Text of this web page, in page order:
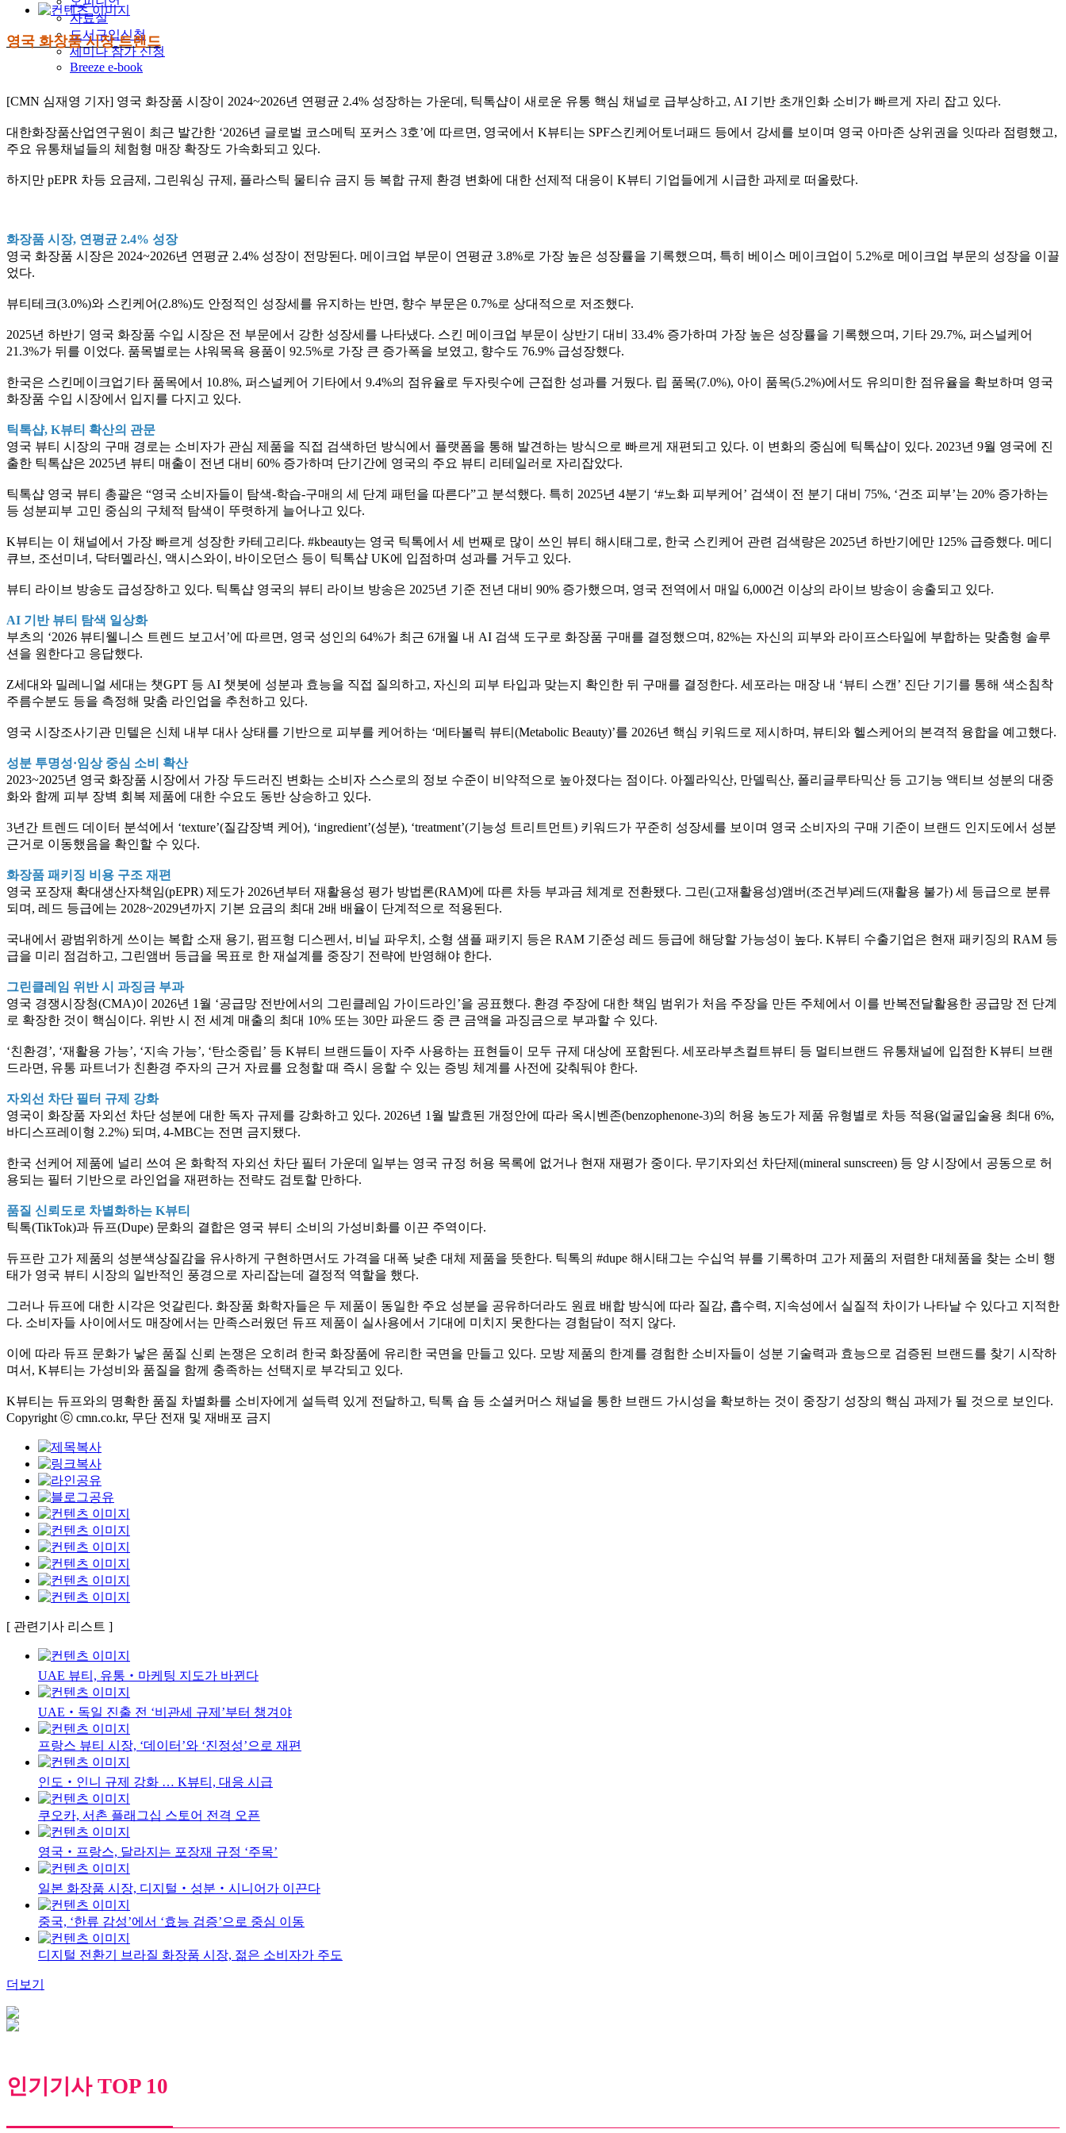
자료실
도서구입신청
세미나 참가 신청
Breeze e-book
영국 화장품 시장 트렌드
[CMN 심재영 기자] 영국 화장품 시장이 2024~2026년 연평균 2.4% 성장하는 가운데, 틱톡샵이 새로운 유통 핵심 채널로 급부상하고, AI 기반 초개인화 소비가 빠르게 자리 잡고 있다.
대한화장품산업연구원이 최근 발간한 ‘2026년 글로벌 코스메틱 포커스 3호’에 따르면, 영국에서 K뷰티는 SPF스킨케어토너패드 등에서 강세를 보이며 영국 아마존 상위권을 잇따라 점령했고,
주요 유통채널들의 체험형 매장 확장도 가속화되고 있다.
하지만 pEPR 차등 요금제, 그린워싱 규제, 플라스틱 물티슈 금지 등 복합 규제 환경 변화에 대한 선제적 대응이 K뷰티 기업들에게 시급한 과제로 떠올랐다.
화장품 시장, 연평균 2.4% 성장
영국 화장품 시장은 2024~2026년 연평균 2.4% 성장이 전망된다. 메이크업 부문이 연평균 3.8%로 가장 높은 성장률을 기록했으며, 특히 베이스 메이크업이 5.2%로 메이크업 부문의 성장을 이끌
었다.
뷰티테크(3.0%)와 스킨케어(2.8%)도 안정적인 성장세를 유지하는 반면, 향수 부문은 0.7%로 상대적으로 저조했다.
2025년 하반기 영국 화장품 수입 시장은 전 부문에서 강한 성장세를 나타냈다. 스킨 메이크업 부문이 상반기 대비 33.4% 증가하며 가장 높은 성장률을 기록했으며, 기타 29.7%, 퍼스널케어
21.3%가 뒤를 이었다. 품목별로는 샤워목욕 용품이 92.5%로 가장 큰 증가폭을 보였고, 향수도 76.9% 급성장했다.
한국은 스킨메이크업기타 품목에서 10.8%, 퍼스널케어 기타에서 9.4%의 점유율로 두자릿수에 근접한 성과를 거뒀다. 립 품목(7.0%), 아이 품목(5.2%)에서도 유의미한 점유율을 확보하며 영국
화장품 수입 시장에서 입지를 다지고 있다.
틱톡샵, K뷰티 확산의 관문
영국 뷰티 시장의 구매 경로는 소비자가 관심 제품을 직접 검색하던 방식에서 플랫폼을 통해 발견하는 방식으로 빠르게 재편되고 있다. 이 변화의 중심에 틱톡샵이 있다. 2023년 9월 영국에 진
출한 틱톡샵은 2025년 뷰티 매출이 전년 대비 60% 증가하며 단기간에 영국의 주요 뷰티 리테일러로 자리잡았다.
틱톡샵 영국 뷰티 총괄은 “영국 소비자들이 탐색-학습-구매의 세 단계 패턴을 따른다”고 분석했다. 특히 2025년 4분기 ‘#노화 피부케어’ 검색이 전 분기 대비 75%, ‘건조 피부’는 20% 증가하는
등 성분피부 고민 중심의 구체적 탐색이 뚜렷하게 늘어나고 있다.
K뷰티는 이 채널에서 가장 빠르게 성장한 카테고리다. #kbeauty는 영국 틱톡에서 세 번째로 많이 쓰인 뷰티 해시태그로, 한국 스킨케어 관련 검색량은 2025년 하반기에만 125% 급증했다. 메디
큐브, 조선미녀, 닥터멜라신, 액시스와이, 바이오던스 등이 틱톡샵 UK에 입점하며 성과를 거두고 있다.
뷰티 라이브 방송도 급성장하고 있다. 틱톡샵 영국의 뷰티 라이브 방송은 2025년 기준 전년 대비 90% 증가했으며, 영국 전역에서 매일 6,000건 이상의 라이브 방송이 송출되고 있다.
AI 기반 뷰티 탐색 일상화
부츠의 ‘2026 뷰티웰니스 트렌드 보고서’에 따르면, 영국 성인의 64%가 최근 6개월 내 AI 검색 도구로 화장품 구매를 결정했으며, 82%는 자신의 피부와 라이프스타일에 부합하는 맞춤형 솔루
션을 원한다고 응답했다.
Z세대와 밀레니얼 세대는 챗GPT 등 AI 챗봇에 성분과 효능을 직접 질의하고, 자신의 피부 타입과 맞는지 확인한 뒤 구매를 결정한다. 세포라는 매장 내 ‘뷰티 스캔’ 진단 기기를 통해 색소침착
주름수분도 등을 측정해 맞춤 라인업을 추천하고 있다.
영국 시장조사기관 민텔은 신체 내부 대사 상태를 기반으로 피부를 케어하는 ‘메타볼릭 뷰티(Metabolic Beauty)’를 2026년 핵심 키워드로 제시하며, 뷰티와 헬스케어의 본격적 융합을 예고했다.
성분 투명성·임상 중심 소비 확산
2023~2025년 영국 화장품 시장에서 가장 두드러진 변화는 소비자 스스로의 정보 수준이 비약적으로 높아졌다는 점이다. 아젤라익산, 만델릭산, 폴리글루타믹산 등 고기능 액티브 성분의 대중
화와 함께 피부 장벽 회복 제품에 대한 수요도 동반 상승하고 있다.
3년간 트렌드 데이터 분석에서 ‘texture’(질감장벽 케어), ‘ingredient’(성분), ‘treatment’(기능성 트리트먼트) 키워드가 꾸준히 성장세를 보이며 영국 소비자의 구매 기준이 브랜드 인지도에서 성분
근거로 이동했음을 확인할 수 있다.
화장품 패키징 비용 구조 재편
영국 포장재 확대생산자책임(pEPR) 제도가 2026년부터 재활용성 평가 방법론(RAM)에 따른 차등 부과금 체계로 전환됐다. 그린(고재활용성)앰버(조건부)레드(재활용 불가) 세 등급으로 분류
되며, 레드 등급에는 2028~2029년까지 기본 요금의 최대 2배 배율이 단계적으로 적용된다.
국내에서 광범위하게 쓰이는 복합 소재 용기, 펌프형 디스펜서, 비닐 파우치, 소형 샘플 패키지 등은 RAM 기준성 레드 등급에 해당할 가능성이 높다. K뷰티 수출기업은 현재 패키징의 RAM 등
급을 미리 점검하고, 그린앰버 등급을 목표로 한 재설계를 중장기 전략에 반영해야 한다.
그린클레임 위반 시 과징금 부과
영국 경쟁시장청(CMA)이 2026년 1월 ‘공급망 전반에서의 그린클레임 가이드라인’을 공표했다. 환경 주장에 대한 책임 범위가 처음 주장을 만든 주체에서 이를 반복전달활용한 공급망 전 단계
로 확장한 것이 핵심이다. 위반 시 전 세계 매출의 최대 10% 또는 30만 파운드 중 큰 금액을 과징금으로 부과할 수 있다.
‘친환경’, ‘재활용 가능’, ‘지속 가능’, ‘탄소중립’ 등 K뷰티 브랜드들이 자주 사용하는 표현들이 모두 규제 대상에 포함된다. 세포라부츠컬트뷰티 등 멀티브랜드 유통채널에 입점한 K뷰티 브랜
드라면, 유통 파트너가 친환경 주자의 근거 자료를 요청할 때 즉시 응할 수 있는 증빙 체계를 사전에 갖춰둬야 한다.
자외선 차단 필터 규제 강화
영국이 화장품 자외선 차단 성분에 대한 독자 규제를 강화하고 있다. 2026년 1월 발효된 개정안에 따라 옥시벤존(benzophenone-3)의 허용 농도가 제품 유형별로 차등 적용(얼굴입술용 최대 6%,
바디스프레이형 2.2%) 되며, 4-MBC는 전면 금지됐다.
한국 선케어 제품에 널리 쓰여 온 화학적 자외선 차단 필터 가운데 일부는 영국 규정 허용 목록에 없거나 현재 재평가 중이다. 무기자외선 차단제(mineral sunscreen) 등 양 시장에서 공동으로 허
용되는 필터 기반으로 라인업을 재편하는 전략도 검토할 만하다.
품질 신뢰도로 차별화하는 K뷰티
틱톡(TikTok)과 듀프(Dupe) 문화의 결합은 영국 뷰티 소비의 가성비화를 이끈 주역이다.
듀프란 고가 제품의 성분색상질감을 유사하게 구현하면서도 가격을 대폭 낮춘 대체 제품을 뜻한다. 틱톡의 #dupe 해시태그는 수십억 뷰를 기록하며 고가 제품의 저렴한 대체품을 찾는 소비 행
태가 영국 뷰티 시장의 일반적인 풍경으로 자리잡는데 결정적 역할을 했다.
그러나 듀프에 대한 시각은 엇갈린다. 화장품 화학자들은 두 제품이 동일한 주요 성분을 공유하더라도 원료 배합 방식에 따라 질감, 흡수력, 지속성에서 실질적 차이가 나타날 수 있다고 지적한
다. 소비자들 사이에서도 매장에서는 만족스러웠던 듀프 제품이 실사용에서 기대에 미치지 못한다는 경험담이 적지 않다.
이에 따라 듀프 문화가 낳은 품질 신뢰 논쟁은 오히려 한국 화장품에 유리한 국면을 만들고 있다. 모방 제품의 한계를 경험한 소비자들이 성분 기술력과 효능으로 검증된 브랜드를 찾기 시작하
며서, K뷰티는 가성비와 품질을 함께 충족하는 선택지로 부각되고 있다.
K뷰티는 듀프와의 명확한 품질 차별화를 소비자에게 설득력 있게 전달하고, 틱톡 숍 등 소셜커머스 채널을 통한 브랜드 가시성을 확보하는 것이 중장기 성장의 핵심 과제가 될 것으로 보인다.
Copyright ⓒ cmn.co.kr, 무단 전재 및 재배포 금지
[ 관련기사 리스트 ]
UAE 뷰티, 유통‧마케팅 지도가 바뀐다
UAE‧독일 진출 전 ‘비관세 규제’부터 챙겨야
프랑스 뷰티 시장, ‘데이터’와 ‘진정성’으로 재편
인도‧인니 규제 강화 … K뷰티, 대응 시급
쿠오카, 서촌 플래그십 스토어 전격 오픈
영국‧프랑스, 달라지는 포장재 규정 ‘주목’
일본 화장품 시장, 디지털‧성분‧시니어가 이끈다
중국, ‘한류 감성’에서 ‘효능 검증’으로 중심 이동
디지털 전환기 브라질 화장품 시장, 젊은 소비자가 주도
더보기
인기기사 TOP 10